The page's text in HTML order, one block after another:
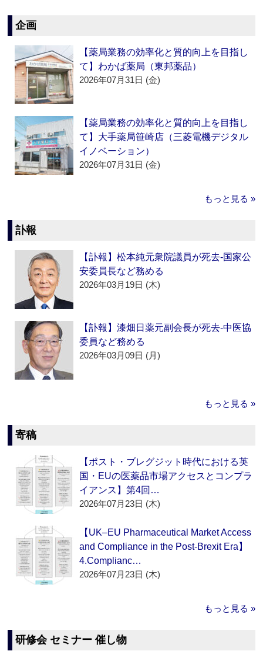
企画
【薬局業務の効率化と質的向上を目指し
て】わかば薬局（東邦薬品）
2026年07月31日 (金)
【薬局業務の効率化と質的向上を目指し
て】大手薬局笹崎店（三菱電機デジタル
イノベーション）
2026年07月31日 (金)
もっと見る »
訃報
【訃報】松本純元衆院議員が死去‐国家公
安委員長など務める
2026年03月19日 (木)
【訃報】漆畑日薬元副会長が死去‐中医協
委員など務める
2026年03月09日 (月)
もっと見る »
寄稿
【ポスト・ブレグジット時代における英
国・EUの医薬品市場アクセスとコンプラ
イアンス】第4回…
2026年07月23日 (木)
【UK–EU Pharmaceutical Market Access
and Compliance in the Post-Brexit Era】
4.Complianc…
2026年07月23日 (木)
もっと見る »
研修会 セミナー 催し物